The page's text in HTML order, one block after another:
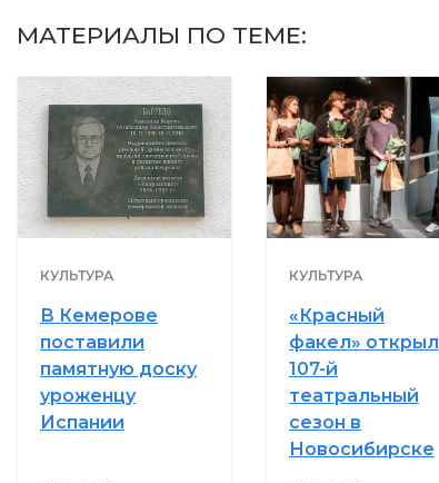
МАТЕРИАЛЫ ПО ТЕМЕ:
КУЛЬТУРА
В Кемерове
поставили
памятную доску
уроженцу
Испании
КУЛЬТУРА
«Красный
факел» открыл
107-й
театральный
сезон в
Новосибирске